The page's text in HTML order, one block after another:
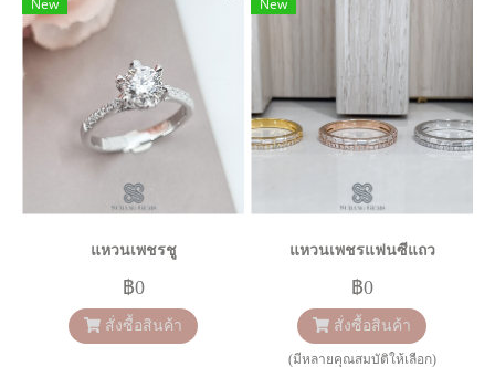
แหวนเพชรชู
฿0
สั่งซื้อสินค้า
แหวนเพชรแฟนซีแถว
฿0
สั่งซื้อสินค้า
(มีหลายคุณสมบัติให้เลือก)